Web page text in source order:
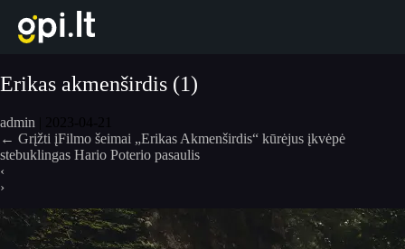
prie
turinio
Erikas akmenširdis (1)
admin
← Grįžti įFilmo šeimai „Erikas Akmenširdis“ kūrėjus įkvėpė
stebuklingas Hario Poterio pasaulis
‹
›